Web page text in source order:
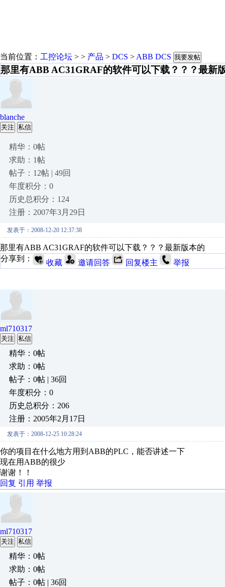
当前位置： 工控论坛 > > 产品 > DCS > ABB DCS 我要发帖
那里有ABB AC31GRAF的软件可以下载？？？最新
blanche
关注 私信
精华：0帖
求助：1帖
帖子：12帖 | 49回
年度积分：0
历史总积分：124
注册：2007年3月29日
发表于：2008-12-20 12:37:38
那里有ABB AC31GRAF的软件可以下载？？？最新版本的
分享到：
收藏 邀请回答 回复楼主 举报
ml710317
关注 私信
精华：0帖
求助：0帖
帖子：0帖 | 36回
年度积分：0
历史总积分：206
注册：2005年2月17日
发表于：2008-12-25 10:28:24
你的项目在什么地方用到ABB的PLC，能否讲述一下
现在用ABB的很少
谢谢！！
回复 引用 举报
ml710317
关注 私信
精华：0帖
求助：0帖
帖子：0帖 | 36回